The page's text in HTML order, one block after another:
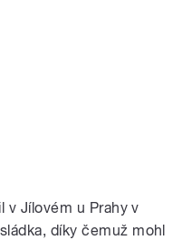
v Jílovém u Prahy v
díky čemuž mohl